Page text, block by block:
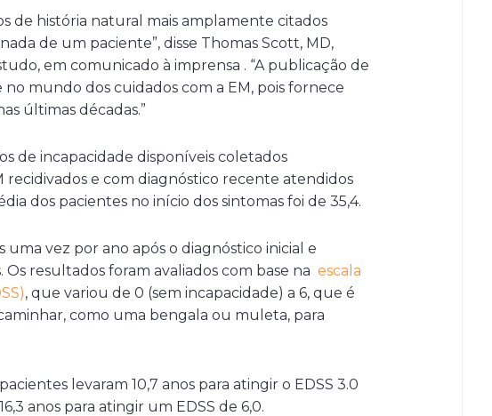
de história natural mais amplamente citados
de um paciente”, disse Thomas Scott, MD,
em comunicado à imprensa . “A publicação de
mundo dos cuidados com a EM, pois fornece
últimas décadas.”
de incapacidade disponíveis coletados
e com diagnóstico recente atendidos
dos pacientes no início dos sintomas foi de 35,4.
uma vez por ano após o diagnóstico inicial e
resultados foram avaliados com base na escala
, que variou de 0 (sem incapacidade) a 6, que é
como uma bengala ou muleta, para
levaram 10,7 anos para atingir o EDSS 3.0
anos para atingir um EDSS de 6,0.